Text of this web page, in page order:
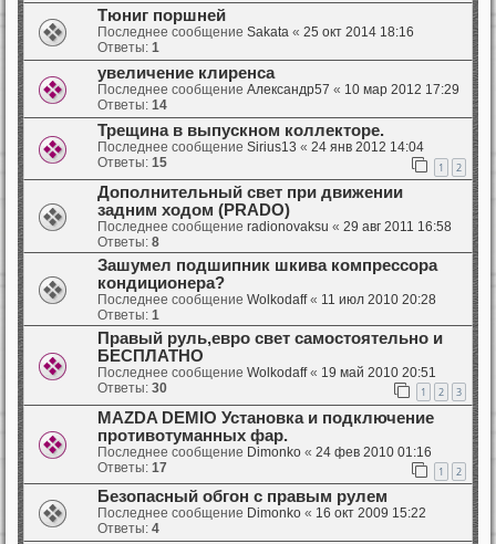
Тюниг поршней
Последнее сообщение Sakata « 25 окт 2014 18:16
Ответы: 1
увеличение клиренса
Последнее сообщение Александр57 « 10 мар 2012 17:29
Ответы: 14
Трещина в выпускном коллекторе.
Последнее сообщение Sirius13 « 24 янв 2012 14:04
Ответы: 15 1 2
Дополнительный свет при движении
задним ходом (PRADO)
Последнее сообщение radionovaksu « 29 авг 2011 16:58
Ответы: 8
Зашумел подшипник шкива компрессора
кондиционера?
Последнее сообщение Wolkodaff« 11 июл 2010 20:28
Ответы: 1
Правый руль,евро свет самостоятельно и
БЕСПЛАТНО
Последнее сообщение Wolkodaff« 19 май 2010 20:51
Ответы: 30 1 2 3
MAZDA DEMIO Установка и подключение
противотуманных фар.
Последнее сообщение Dimonko « 24 фев 2010 01:16
Ответы: 17 1 2
Безопасный обгон с правым рулем
Последнее сообщение Dimonko « 16 окт 2009 15:22
Ответы: 4